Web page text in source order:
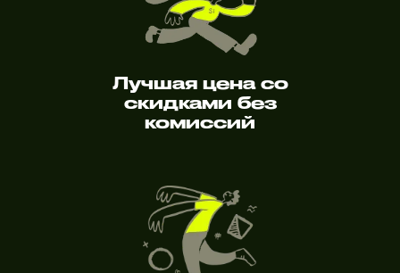
Лучшая цена со
скидками без
комиссий